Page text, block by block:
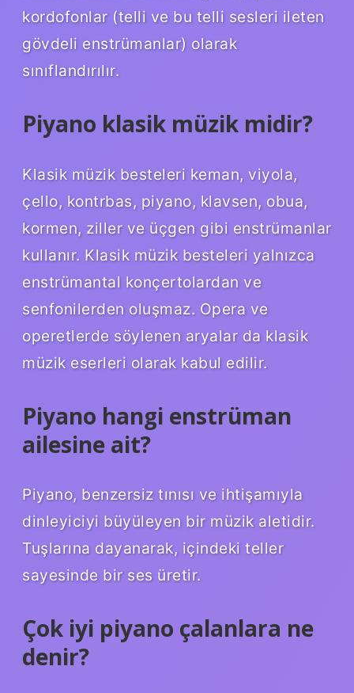
kordofonlar (telli ve bu telli sesleri ileten
gövdeli enstrümanlar) olarak
sınıflandırılır.
Piyano klasik müzik midir?
Klasik müzik besteleri keman, viyola,
çello, kontrbas, piyano, klavsen, obua,
kormen, ziller ve üçgen gibi enstrümanlar
kullanır. Klasik müzik besteleri yalnızca
enstrümantal konçertolardan ve
senfonilerden oluşmaz. Opera ve
operetlerde söylenen aryalar da klasik
müzik eserleri olarak kabul edilir.
Piyano hangi enstrüman
ailesine ait?
Piyano, benzersiz tınısı ve ihtişamıyla
dinleyiciyi büyüleyen bir müzik aletidir.
Tuşlarına dayanarak, içindeki teller
sayesinde bir ses üretir.
Çok iyi piyano çalanlara ne
denir?